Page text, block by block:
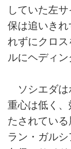
していた左
保は追いき
れずにクロ
ルにヘディン
ソシエダは
重心は低く
たされてい
ラン・ガルシ